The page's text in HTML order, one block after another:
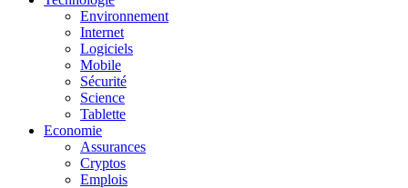
Environnement
Internet
Logiciels
Mobile
Sécurité
Science
Tablette
Economie
Assurances
Cryptos
Emplois